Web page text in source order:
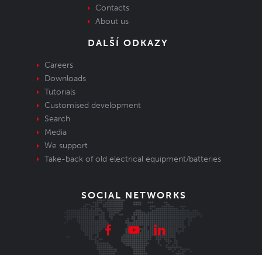
Contacts
About us
DALŠÍ ODKAZY
Careers
Downloads
Tutorials
Customised development
Search
Media
We support
Take-back of old electrical equipment/batteries
SOCIAL NETWORKS